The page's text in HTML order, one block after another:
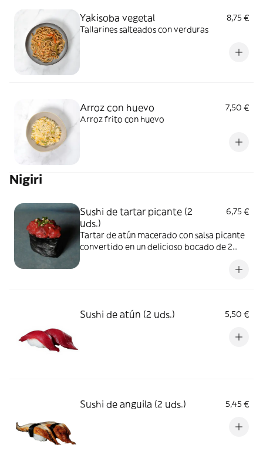
Yakisoba vegetal
8,75 €
Tallarines salteados con verduras
Arroz con huevo
7,50 €
Arroz frito con huevo
Nigiri
Sushi de tartar picante (2
uds.)
6,75 €
Tartar de atún macerado con salsa picante
convertido en un delicioso bocado de 2
Sushi de atún (2 uds.) 5,50 €
Sushi de anguila (2 uds.) 5,45 €